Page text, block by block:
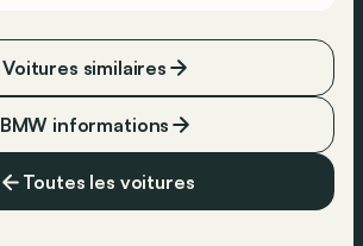
Toutes les voitures
BMW informations
Voitures similaires